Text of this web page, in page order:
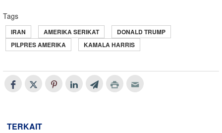
Tags
IRAN AMERIKA SERIKAT
DONALD TRUMP
PILPRES AMERIKA
KAMALA HARRIS
TERKAIT